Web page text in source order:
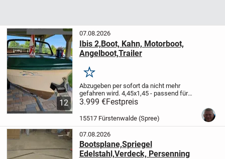
12
07.08.2026
Ibis 2,Boot, Kahn, Motorboot,
Angelboot,Trailer
Merken
Abzugeben per sofort da nicht mehr
gefahren wird. 4,45x1,45 - passend für
jede Garage, die hier angegebenen Daten
Höhe Tiefgang etc liess sich nicht anders
Einordnen...Motor hat letztes Jahr Flügel...
3.999 €Festpreis
15517 Fürstenwalde (Spree)
07.08.2026
Bootsplane,Spriegel
Edelstahl,Verdeck, Persenning